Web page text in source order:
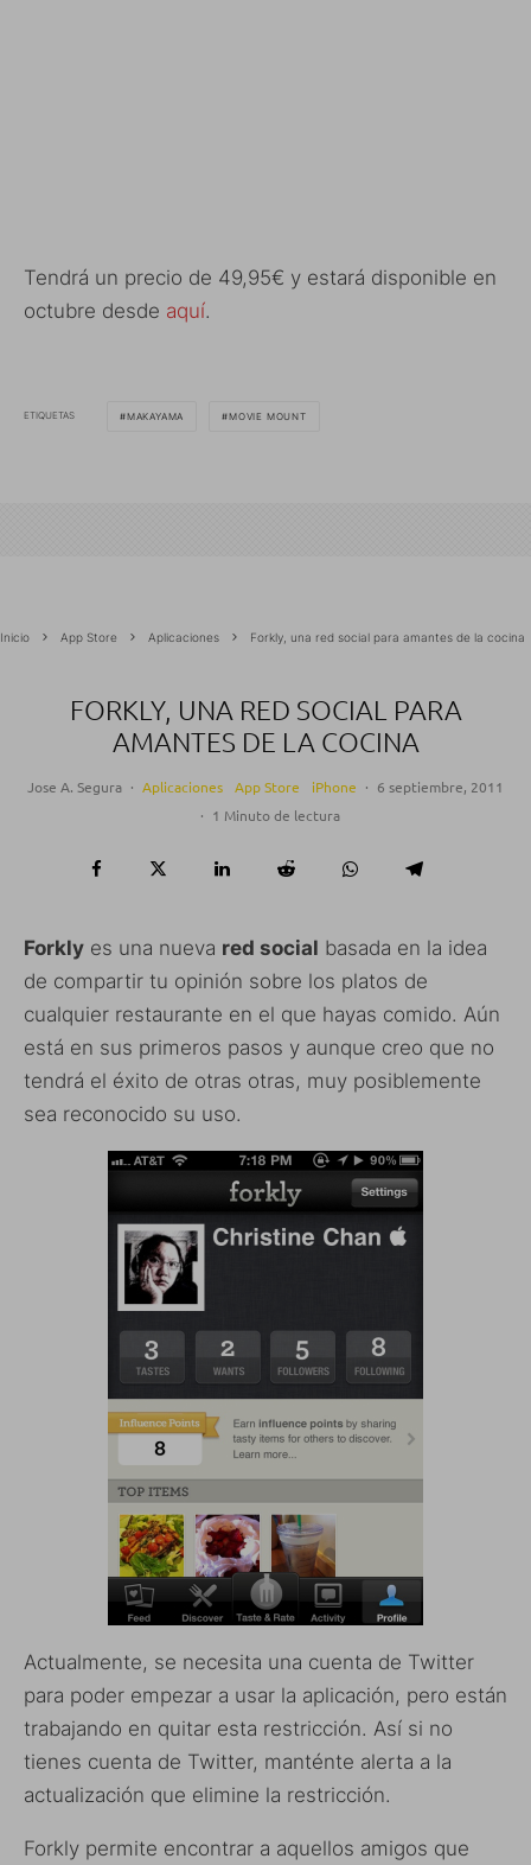
Tendrá un precio de 49,95€ y estará disponible en
octubre desde aquí.
ETIQUETAS MAKAYAMA MOVIE MOUNT
Inicio App Store Aplicaciones Forkly, una red social para amantes de la cocina
FORKLY, UNA RED SOCIAL PARA
AMANTES DE LA COCINA
Jose A. Segura · Aplicaciones App Store iPhone · 6 septiembre, 2011
· 1 Minuto de lectura
Forkly es una nueva red social basada en la idea
de compartir tu opinión sobre los platos de
cualquier restaurante en el que hayas comido. Aún
está en sus primeros pasos y aunque creo que no
tendrá el éxito de otras otras, muy posiblemente
sea reconocido su uso.
Actualmente, se necesita una cuenta de Twitter
para poder empezar a usar la aplicación, pero están
trabajando en quitar esta restricción. Así si no
tienes cuenta de Twitter, manténte alerta a la
actualización que elimine la restricción.
Forkly permite encontrar a aquellos amigos que